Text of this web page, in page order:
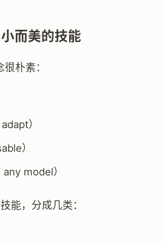
而美的技能
朴素：
）
）
model）
能，分成几类：